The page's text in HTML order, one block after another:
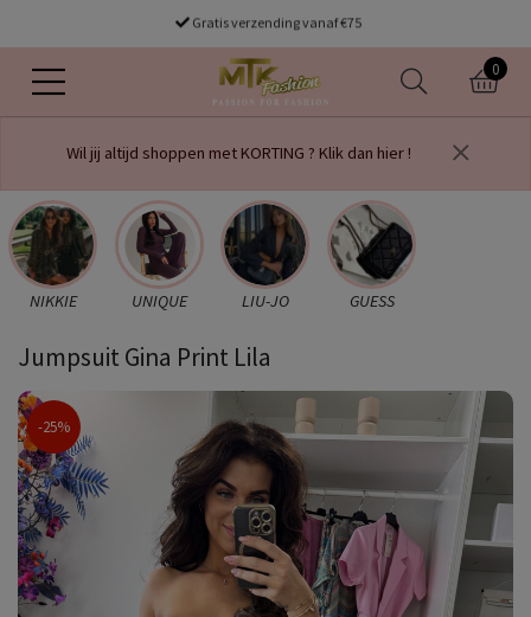
Gratis verzending vanaf €75
0
Wil jij altijd shoppen met KORTING ? Klik dan hier !
NIKKIE UNIQUE LIU-JO GUESS
Jumpsuit Gina Print Lila
-25%